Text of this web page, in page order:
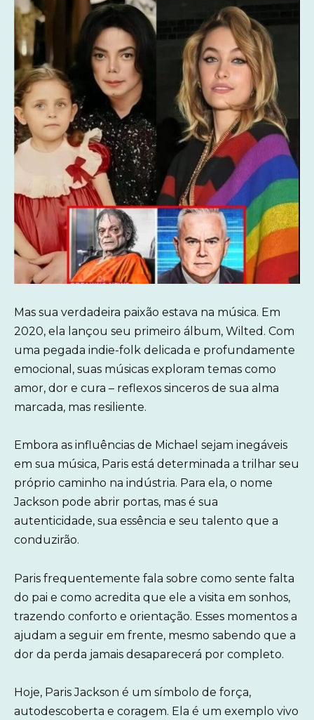
Mas sua verdadeira paixão estava na música. Em
2020, ela lançou seu primeiro álbum, Wilted. Com
uma pegada indie-folk delicada e profundamente
emocional, suas músicas exploram temas como
amor, dor e cura – reflexos sinceros de sua alma
marcada, mas resiliente.
Embora as influências de Michael sejam inegáveis
em sua música, Paris está determinada a trilhar seu
próprio caminho na indústria. Para ela, o nome
Jackson pode abrir portas, mas é sua
autenticidade, sua essência e seu talento que a
conduzirão.
Paris frequentemente fala sobre como sente falta
do pai e como acredita que ele a visita em sonhos,
trazendo conforto e orientação. Esses momentos a
ajudam a seguir em frente, mesmo sabendo que a
dor da perda jamais desaparecerá por completo.
Hoje, Paris Jackson é um símbolo de força,
autodescoberta e coragem. Ela é um exemplo vivo